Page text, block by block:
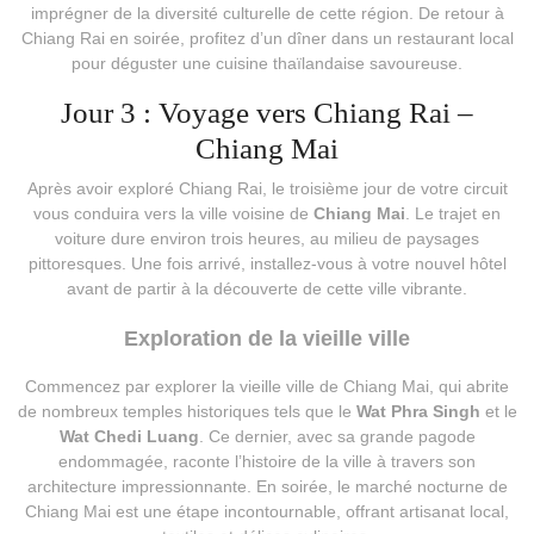
imprégner de la diversité culturelle de cette région. De retour à
Chiang Rai en soirée, profitez d’un dîner dans un restaurant local
pour déguster une cuisine thaïlandaise savoureuse.
Jour 3 : Voyage vers Chiang Rai –
Chiang Mai
Après avoir exploré Chiang Rai, le troisième jour de votre circuit
vous conduira vers la ville voisine de Chiang Mai. Le trajet en
voiture dure environ trois heures, au milieu de paysages
pittoresques. Une fois arrivé, installez-vous à votre nouvel hôtel
avant de partir à la découverte de cette ville vibrante.
Exploration de la vieille ville
Commencez par explorer la vieille ville de Chiang Mai, qui abrite
de nombreux temples historiques tels que le Wat Phra Singh et le
Wat Chedi Luang. Ce dernier, avec sa grande pagode
endommagée, raconte l’histoire de la ville à travers son
architecture impressionnante. En soirée, le marché nocturne de
Chiang Mai est une étape incontournable, offrant artisanat local,